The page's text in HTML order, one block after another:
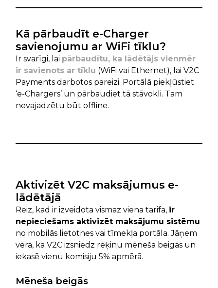
Kā pārbaudīt e-Charger
savienojumu ar WiFi tīklu?
Ir svarīgi, lai pārbaudītu, ka lādētājs vienmēr
ir savienots ar tīklu (WiFi vai Ethernet), lai V2C
Payments darbotos pareizi. Portālā piekļūstiet
‘e-Chargers’ un pārbaudiet tā stāvokli. Tam
nevajadzētu būt offline.
Aktivizēt V2C maksājumus e-
lādētājā
Reiz, kad ir izveidota vismaz viena tarifa, ir
nepieciešams aktivizēt maksājumu sistēmu
no mobilās lietotnes vai tīmekļa portāla. Jāņem
vērā, ka V2C izsniedz rēķinu mēneša beigās un
iekasē vienu komisiju 5% apmērā.
Mēneša beigās